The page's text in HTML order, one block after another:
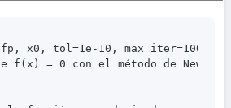
x0, tol=1e-10, max_iter=100):
f(x) = 0 con el método de Newton.